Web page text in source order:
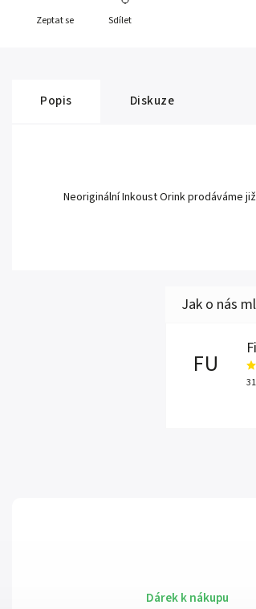
Zeptat se Sdílet
Dárek k nákupu
Popis Diskuze
Neoriginální Inkoust Orink prodáváme
FU